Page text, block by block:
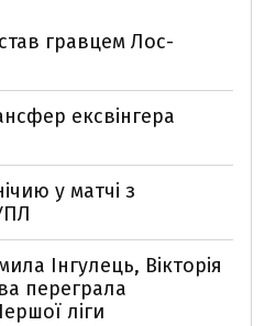
гравцем Лос-
ексвінгера
у матчі з
Інгулець, Вікторія
переграла
ліги